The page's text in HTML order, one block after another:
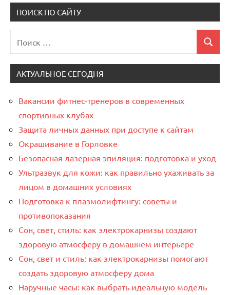
ПОИСК ПО САЙТУ
для:
Поиск
АКТУАЛЬНОЕ СЕГОДНЯ
Вакансии фитнес-тренеров в современных
спортивных клубах
Защита личных данных при доступе к сайтам
Окрашивание в Горловке
Безопасная лазерная эпиляция: подготовка и уход
Ультразвук для кожи: как правильно ухаживать за
лицом в домашних условиях
Подготовка к плазмолифтингу: советы и
противопоказания
Сон, свет, стиль: как электрокарнизы создают
здоровую атмосферу в домашнем интерьере
Сон, свет и стиль: как электрокарнизы помогают
создать здоровую атмосферу дома
Наручные часы: как выбрать идеальную модель